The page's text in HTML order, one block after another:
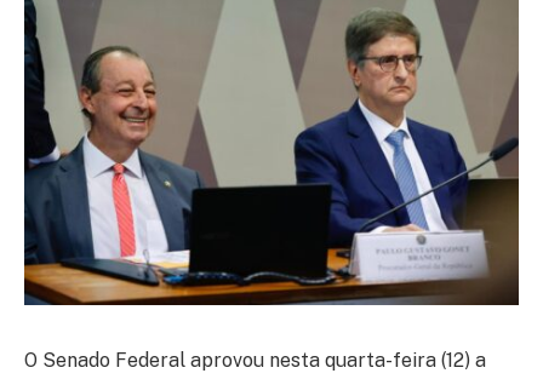
O Senado Federal aprovou nesta quarta-feira (12) a